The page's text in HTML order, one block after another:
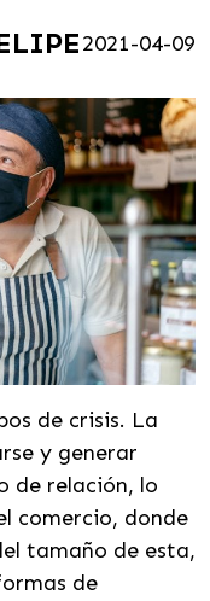
2021-04-09
de crisis. La
y generar
de relación, lo
comercio, donde
tamaño de esta,
de